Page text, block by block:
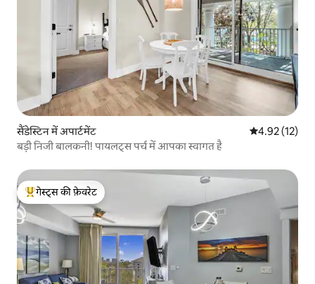
सैंडेस्टिन में अपार्टमेंट औसत रेटिंग 5 में
4.92 (12)
बड़ी निजी बालकनी! पायलट्स पर्च में आपका स्वागत है
गेस्ट्स का टॉप फ़ेवरेट
गेस्ट्स की फ़ेवरेट